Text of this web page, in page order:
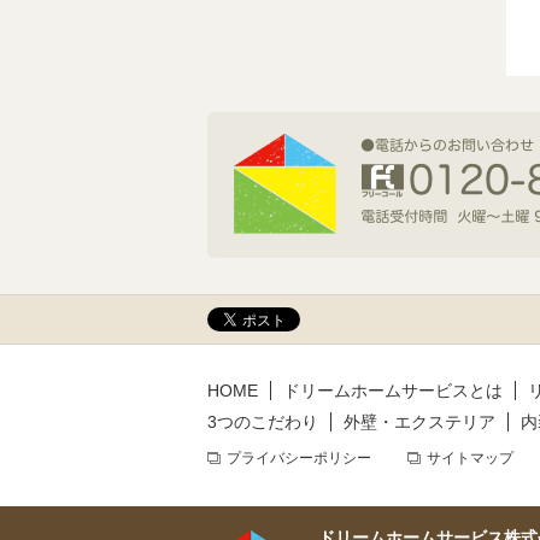
新規着工情報
2026年5月14日(木)
新規着工情報
HOME ドリームホームサービスとは
3つのこだわり
外壁・エクステリア
プライバシーポリシー サイトマップ